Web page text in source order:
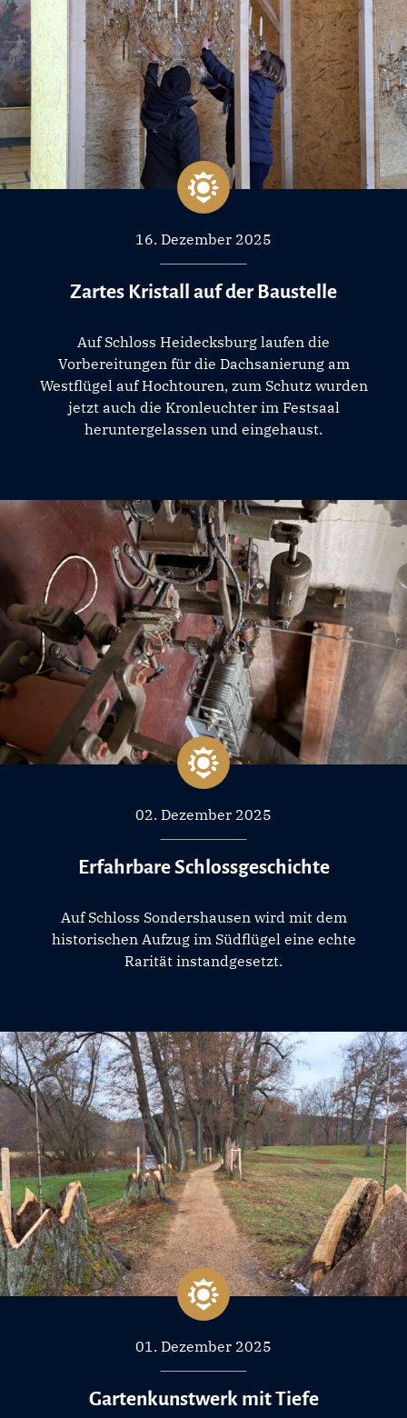
16. Dezember 2025
Zartes Kristall auf der Baustelle
Auf Schloss Heidecksburg laufen die
Vorbereitungen für die Dachsanierung am
Westflügel auf Hochtouren, zum Schutz wurden
jetzt auch die Kronleuchter im Festsaal
heruntergelassen und eingehaust.
02. Dezember 2025
Erfahrbare Schlossgeschichte
Auf Schloss Sondershausen wird mit dem
historischen Aufzug im Südflügel eine echte
Rarität instandgesetzt.
01. Dezember 2025
Gartenkunstwerk mit Tiefe